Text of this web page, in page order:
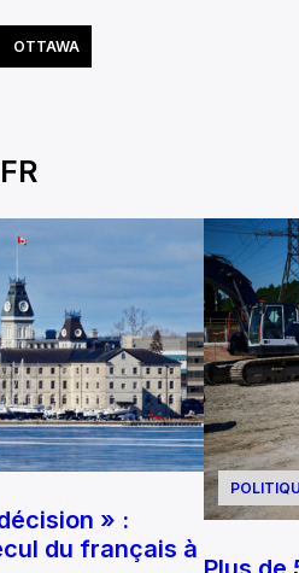
OTTAWA
» :
du français à